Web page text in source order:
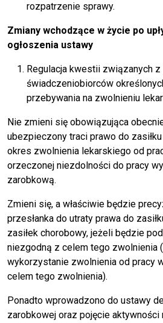
rozpatrzenie sprawy.
Zmiany wchodzące w życie po
ogłoszenia ustawy
Regulacja kwestii związanych
świadczeniobiorców
przebywania na zwolnieniu
Nie zmieni się obowiązująca
ubezpieczony traci prawo do
okres zwolnienia lekarskiego od
orzeczonej niezdolności do pracy
zarobkową.
Zmieni się, a właściwie będzie
przesłanka do utraty prawa do
zasiłek chorobowy, jeżeli będzie
niezgodną z celem tego zwolnienia
wykorzystanie zwolnienia od pracy
celem tego zwolnienia).
Ponadto wprowadzono do ustawy
zarobkowej oraz pojęcie